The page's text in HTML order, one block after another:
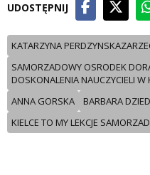
UDOSTĘPNIJ
KATARZYNA
SAMORZADOWY OSRODEK
DOSKONALENIA NAUCZYCIELI W
ANNA GORSKA
BARBARA
KIELCE TO MY LEKCJE